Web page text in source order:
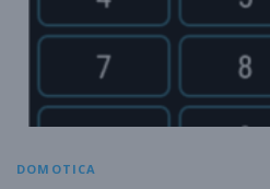
DOMOTICA